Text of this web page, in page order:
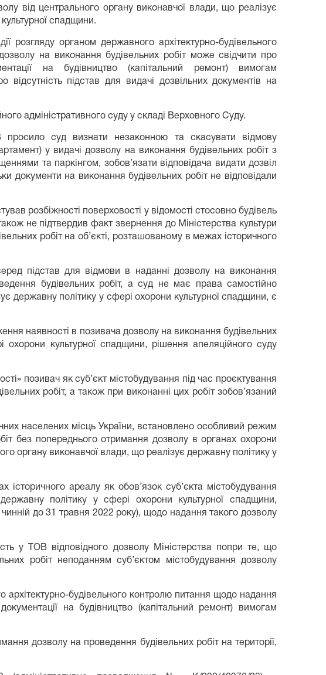
від центрального органу виконавчої влади, що реалізує
спадщини.
розгляду органом державного архітектурно-будівельного
на виконання будівельних робіт може свідчити про
на будівництво (капітальний ремонт) вимогам
відсутність підстав для видачі дозвільних документів на
адміністративного суду у складі Верховного Суду.
суд визнати незаконною та скасувати відмову
у видачі дозволу на виконання будівельних робіт з
та паркінгом, зобов’язати відповідача видати дозвіл
документи на виконання будівельних робіт не відповідали
розбіжності поверховості у відомості стосовно будівель
не підтвердив факт звернення до Міністерства культури
робіт на об’єкті, розташованому в межах історичного
підстав для відмови в наданні дозволу на виконання
будівельних робіт, а суд не має права самостійно
державну політику у сфері охорони культурної спадщини, є
наявності в позивача дозволу на виконання будівельних
культурної спадщини, рішення апеляційного суду
позивач як суб’єкт містобудування під час проєктування
робіт, а також при виконанні цих робіт зобов’язаний
населених місць України, встановлено особливий режим
без попереднього отримання дозволу в органах охорони
органу виконавчої влади, що реалізує державну політику у
історичного ареалу як обов’язок суб’єкта містобудування
політику у сфері охорони культурної спадщини,
до 31 травня 2022 року), щодо надання такого дозволу
у ТОВ відповідного дозволу Міністерства попри те, що
робіт неподанням суб’єктом містобудування дозволу
архітектурно-будівельного контролю питання щодо надання
на будівництво (капітальний ремонт) вимогам
дозволу на проведення будівельних робіт на території,